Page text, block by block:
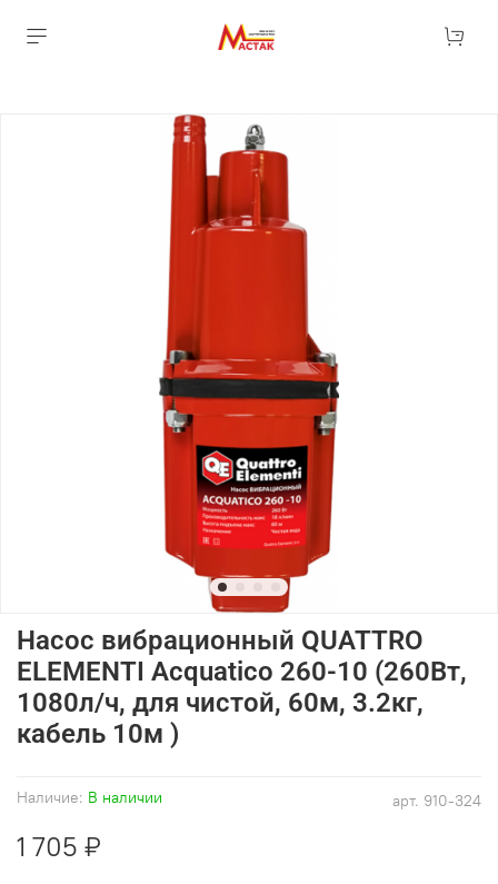
арт. 910-324
Наличие: В наличии
Насос вибрационный QUATTRO
ELEMENTI Acquatico 260-10 (260Вт,
1080л/ч, для чистой, 60м, 3.2кг,
кабель 10м )
1 705 ₽